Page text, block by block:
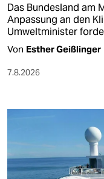
Das Bundesland am
Anpassung an den
Umweltminister
Von Esther Geißlinger
7.8.2026